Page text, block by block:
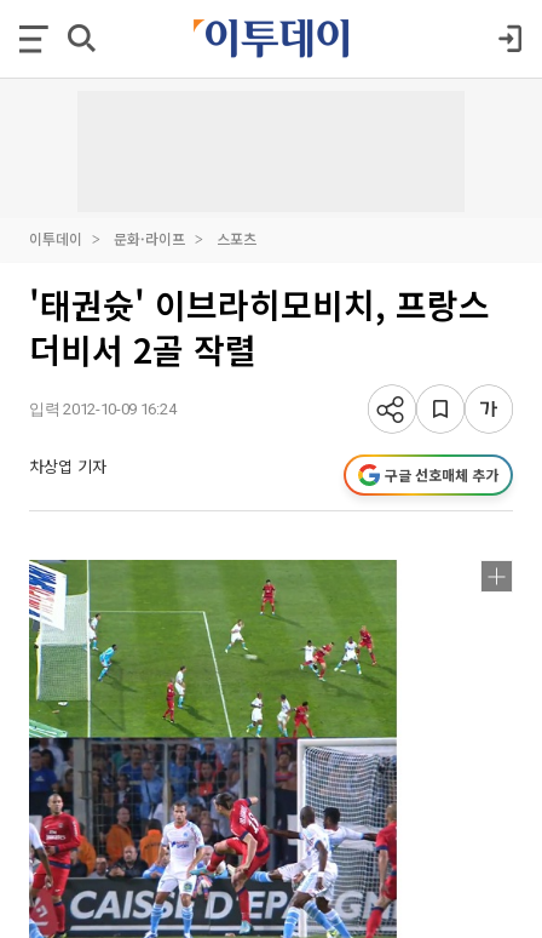
이투데이 문화·라이프 스포츠
'태권슛' 이브라히모비치, 프랑스
더비서 2골 작렬
입력 2012-10-09 16:24
차상엽 기자 구글 선호매체 추가